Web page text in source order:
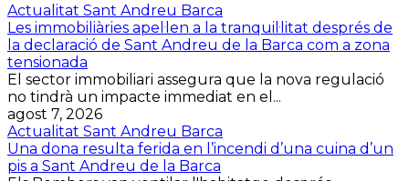
Actualitat Sant Andreu Barca
Les immobiliàries apel·len a la tranquil·litat després de
la declaració de Sant Andreu de la Barca com a zona
tensionada
El sector immobiliari assegura que la nova regulació
no tindrà un impacte immediat en el...
agost 7, 2026
Actualitat Sant Andreu Barca
Una dona resulta ferida en l’incendi d’una cuina d’un
pis a Sant Andreu de la Barca